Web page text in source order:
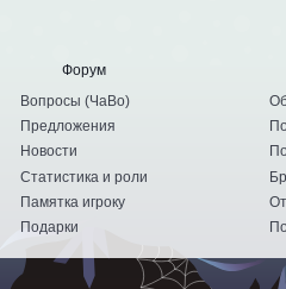
Форум
Вопросы (ЧаВо)
Предложения
Новости
Статистика и роли
Памятка игроку
Подарки